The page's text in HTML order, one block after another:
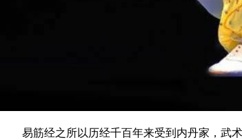
易筋经之所以历经千百年来受到内丹家，武术